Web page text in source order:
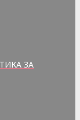
ЗА